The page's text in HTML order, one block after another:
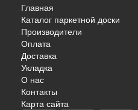
ДУБ
Главная
Каталог паркетной доски
Производители
Оплата
Доставка
Укладка
О нас
Контакты
Карта сайта